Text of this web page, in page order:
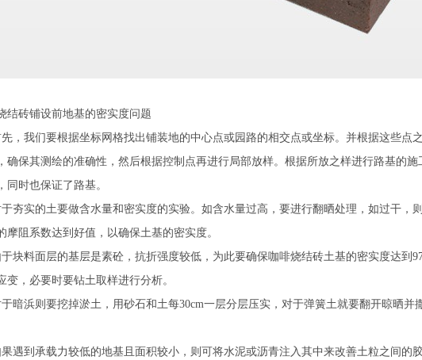
铺设前地基的密实度问题
我们要根据坐标网格找出铺装地的中心点或园路的相交点或坐标。并根据这些点
确保其测绘的准确性，然后根据控制点再进行局部放样。根据所放之样进行路基的
同时也保证了路基。
实的土要做含水量和密实度的实验。如含水量过高，要进行翻晒处理，如过干，
摩阻系数达到好值，以确保土基的密实度。
料面层的基层是素砼，抗折强度较低，为此要确保咖啡烧结砖土基的密实度达到
变，必要时要钻土取样进行分析。
浜则要挖掉淤土，用砂石和土每30cm一层分层压实，对于弹簧土就要翻开晾晒并
到承载力较低的地基且面积较小，则可将水泥或沥青注入其中来改善土粒之间的胶